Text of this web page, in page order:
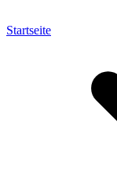
Startseite